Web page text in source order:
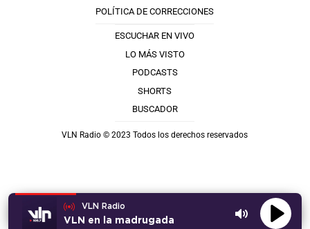
VLN Radio
VLN en la madrugada
POLÍTICA DE CORRECCIONES
ESCUCHAR EN VIVO
LO MÁS VISTO
PODCASTS
SHORTS
BUSCADOR
VLN Radio © 2023 Todos los derechos reservados